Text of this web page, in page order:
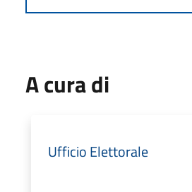
A cura di
Ufficio Elettorale